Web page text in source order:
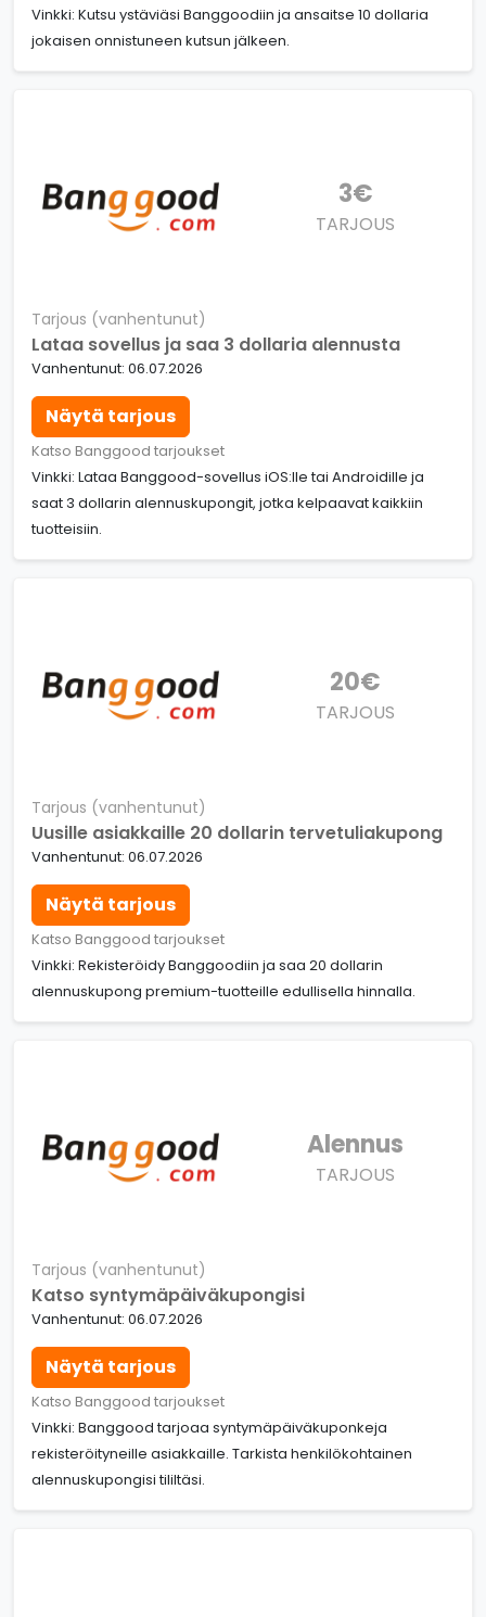
Vinkki: Kutsu ystäviäsi Banggoodiin ja ansaitse 10 dollaria
jokaisen onnistuneen kutsun jälkeen.
3€
TARJOUS
Tarjous (vanhentunut)
Lataa sovellus ja saa 3 dollaria alennusta
Vanhentunut: 06.07.2026
Näytä tarjous
Katso Banggood tarjoukset
Vinkki: Lataa Banggood-sovellus iOS:lle tai Androidille ja
saat 3 dollarin alennuskupongit, jotka kelpaavat kaikkiin
tuotteisiin.
20€
TARJOUS
Tarjous (vanhentunut)
Uusille asiakkaille 20 dollarin tervetuliakupong
Vanhentunut: 06.07.2026
Näytä tarjous
Katso Banggood tarjoukset
Vinkki: Rekisteröidy Banggoodiin ja saa 20 dollarin
alennuskupong premium-tuotteille edullisella hinnalla.
Alennus
TARJOUS
Tarjous (vanhentunut)
Katso syntymäpäiväkupongisi
Vanhentunut: 06.07.2026
Näytä tarjous
Katso Banggood tarjoukset
Vinkki: Banggood tarjoaa syntymäpäiväkuponkeja
rekisteröityneille asiakkaille. Tarkista henkilökohtainen
alennuskupongisi tililtäsi.